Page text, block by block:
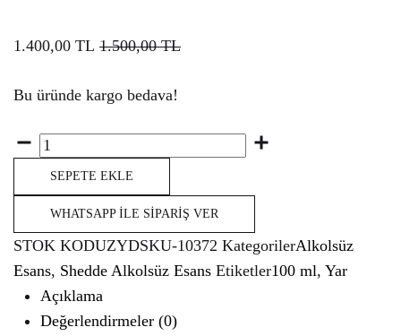
1.400,00 TL 1.500,00TL
Bu üründe kargo bedava!
Miktar
SEPETE EKLE
WHATSAPP İLE SIPARIŞ VER
STOK KODUZYDSKU-10372 KategorilerAlkolsüz
Esans, Shedde Alkolsüz Esans Etiketler100 ml, Yar
Açıklama
Değerlendirmeler (0)